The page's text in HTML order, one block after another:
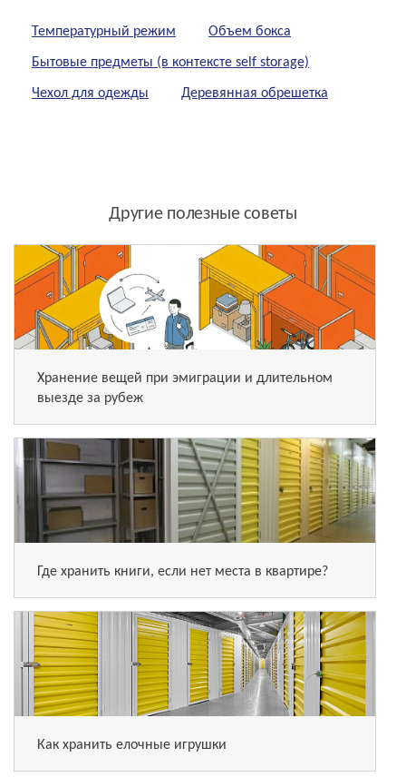
Температурный режим Объем бокса
Бытовые предметы (в контексте self storage)
Чехол для одежды Деревянная обрешетка
Другие полезные советы
Хранение вещей при эмиграции и длительном
выезде за рубеж
Где хранить книги, если нет места в квартире?
Как хранить елочные игрушки